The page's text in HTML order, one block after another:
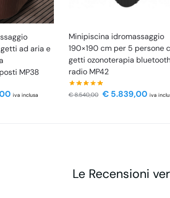
getti ad aria e
MP38
iva inclusa
Minipiscina idromassaggio
190×190 cm per 5 persone
getti ozonoterapia
radio MP42
€8.540,00 €5.839,00 iva
Le Recensioni